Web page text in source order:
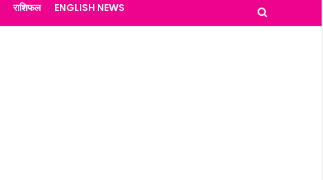
राशिफल ENGLISH NEWS